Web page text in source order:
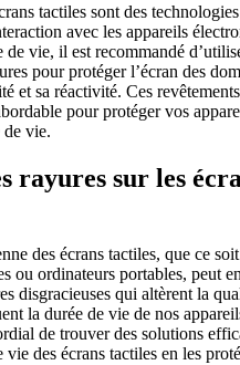
tactiles sont des
avec les appareils
de vie, il est recommandé
pour protéger l’écran des
et sa réactivité. Ces
pour protéger vos
vie.
rayures sur les
des écrans tactiles, que ce
ou ordinateurs portables, peut
disgracieuses qui altèrent la
la durée de vie de nos
de trouver des solutions
des écrans tactiles en les